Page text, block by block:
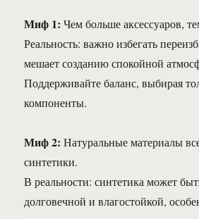
Миф 1: Чем больше аксессуаров,
Реальность: важно избегать
мешает созданию спокойной
Поддерживайте баланс, выбирая
компоненты.
Миф 2: Натуральные материалы
синтетики.
В реальности: синтетика может
долговечной и влагостойкой,